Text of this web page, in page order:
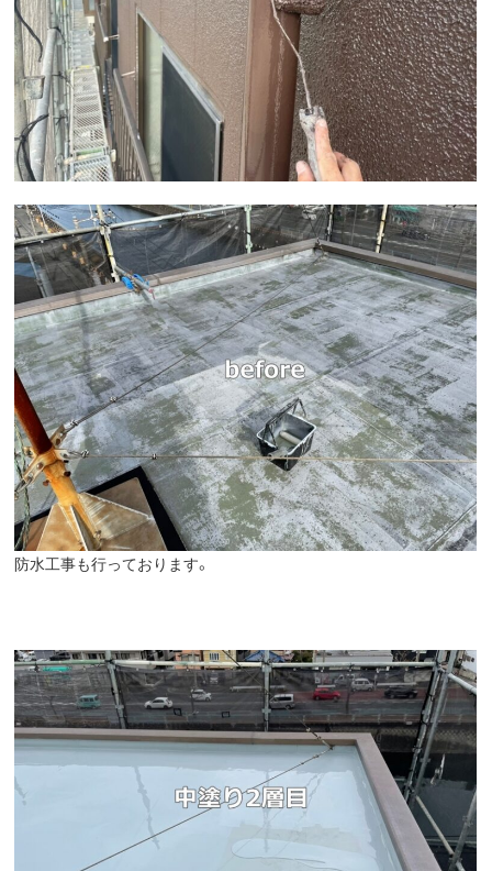
防水工事も行っております。